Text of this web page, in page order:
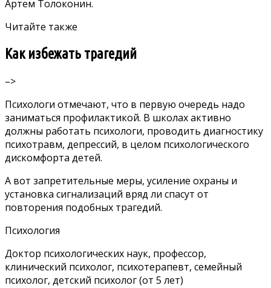
Артем Толоконин.
Читайте также
Как избежать трагедий
–>
Психологи отмечают, что в первую очередь надо
заниматься профилактикой. В школах активно
должны работать психологи, проводить диагностику
психотравм, депрессий, в целом психологического
дискомфорта детей.
А вот запретительные меры, усиление охраны и
установка сигнализаций вряд ли спасут от
повторения подобных трагедий.
Психология
Доктор психологических наук, профессор,
клинический психолог, психотерапевт, семейный
психолог, детский психолог (от 5 лет)